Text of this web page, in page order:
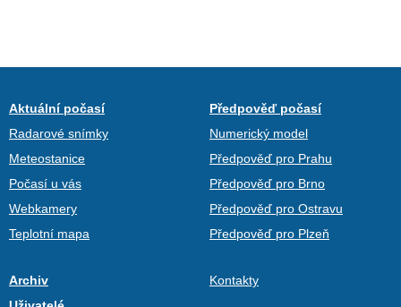
Aktuální počasí
Radarové snímky
Meteostanice
Počasí u vás
Webkamery
Teplotní mapa
Předpověď počasí
Numerický model
Předpověď pro Prahu
Předpověď pro Brno
Předpověď pro Ostravu
Předpověď pro Plzeň
Archiv
Kontakty